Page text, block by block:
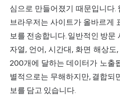
심으로 만들어졌기 때문입니다.
브라우저는 사이트가 올바르게
보를 전송합니다. 일반적인 방문
자열, 언어, 시간대, 화면 해상
200개에 달하는 데이터가 노출
별적으로는 무해하지만, 결합되
보를 담고 있습니다.